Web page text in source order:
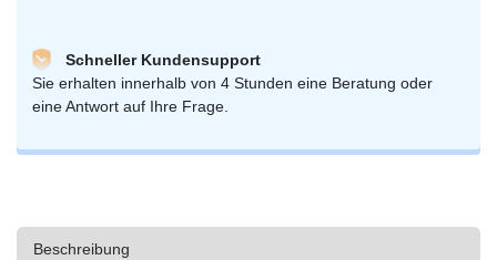
Schneller Kundensupport
Sie erhalten innerhalb von 4 Stunden eine Beratung oder
eine Antwort auf Ihre Frage.
Beschreibung